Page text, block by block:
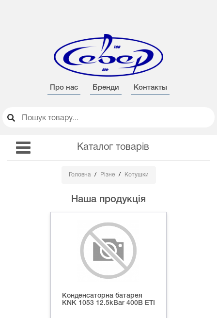
Про нас Бренди Контакты
Каталог товарів
Головна Різне Котушки
Наша продукція
Конденсаторна батарея
KNK 1053 12.5kВar 400В ETI